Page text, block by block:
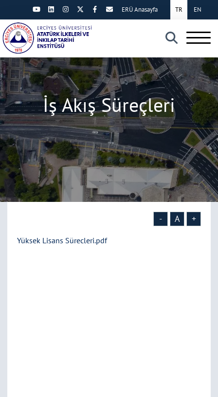
×
TR EN
ERÜ Anasayfa
İş Akış Süreçleri
- A +
Yüksek Lisans Sürecleri.pdf